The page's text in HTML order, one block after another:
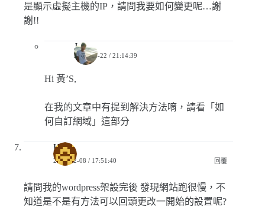
是顯示虛擬主機的IP，請問我要如何變更呢…謝
謝!!
Jerry
2018-04-22 / 21:14:39
Hi 黃’S,
在我的文章中有提到解決方法唷，請看「如
何自訂網域」這部分
KK
2018-02-08 / 17:51:40 回覆
請問我的wordpress架設完後 發現網站跑很慢，不
知道是不是有方法可以回頭更改一開始的設置呢?